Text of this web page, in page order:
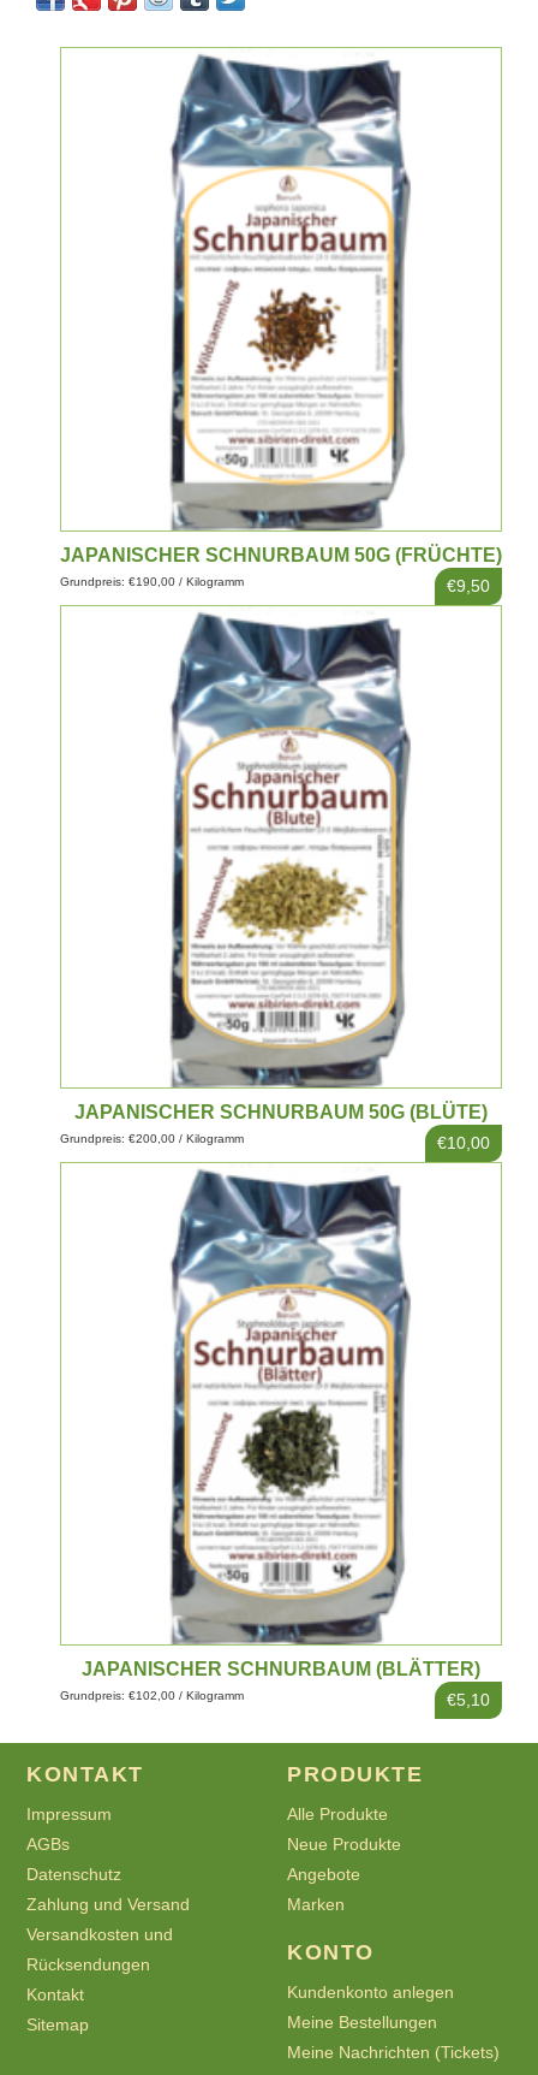
JAPANISCHER SCHNURBAUM 50G (FRÜCHTE)
€9,50
Grundpreis: €190,00 / Kilogramm
JAPANISCHER SCHNURBAUM 50G (BLÜTE)
€10,00
Grundpreis: €200,00 / Kilogramm
JAPANISCHER SCHNURBAUM (BLÄTTER)
€5,10
Grundpreis: €102,00 / Kilogramm
KONTAKT
Impressum
AGBs
Datenschutz
Zahlung und Versand
Versandkosten und
Rücksendungen
Kontakt
Sitemap
PRODUKTE
Alle Produkte
Neue Produkte
Angebote
Marken
KONTO
Kundenkonto anlegen
Meine Bestellungen
Meine Nachrichten (Tickets)